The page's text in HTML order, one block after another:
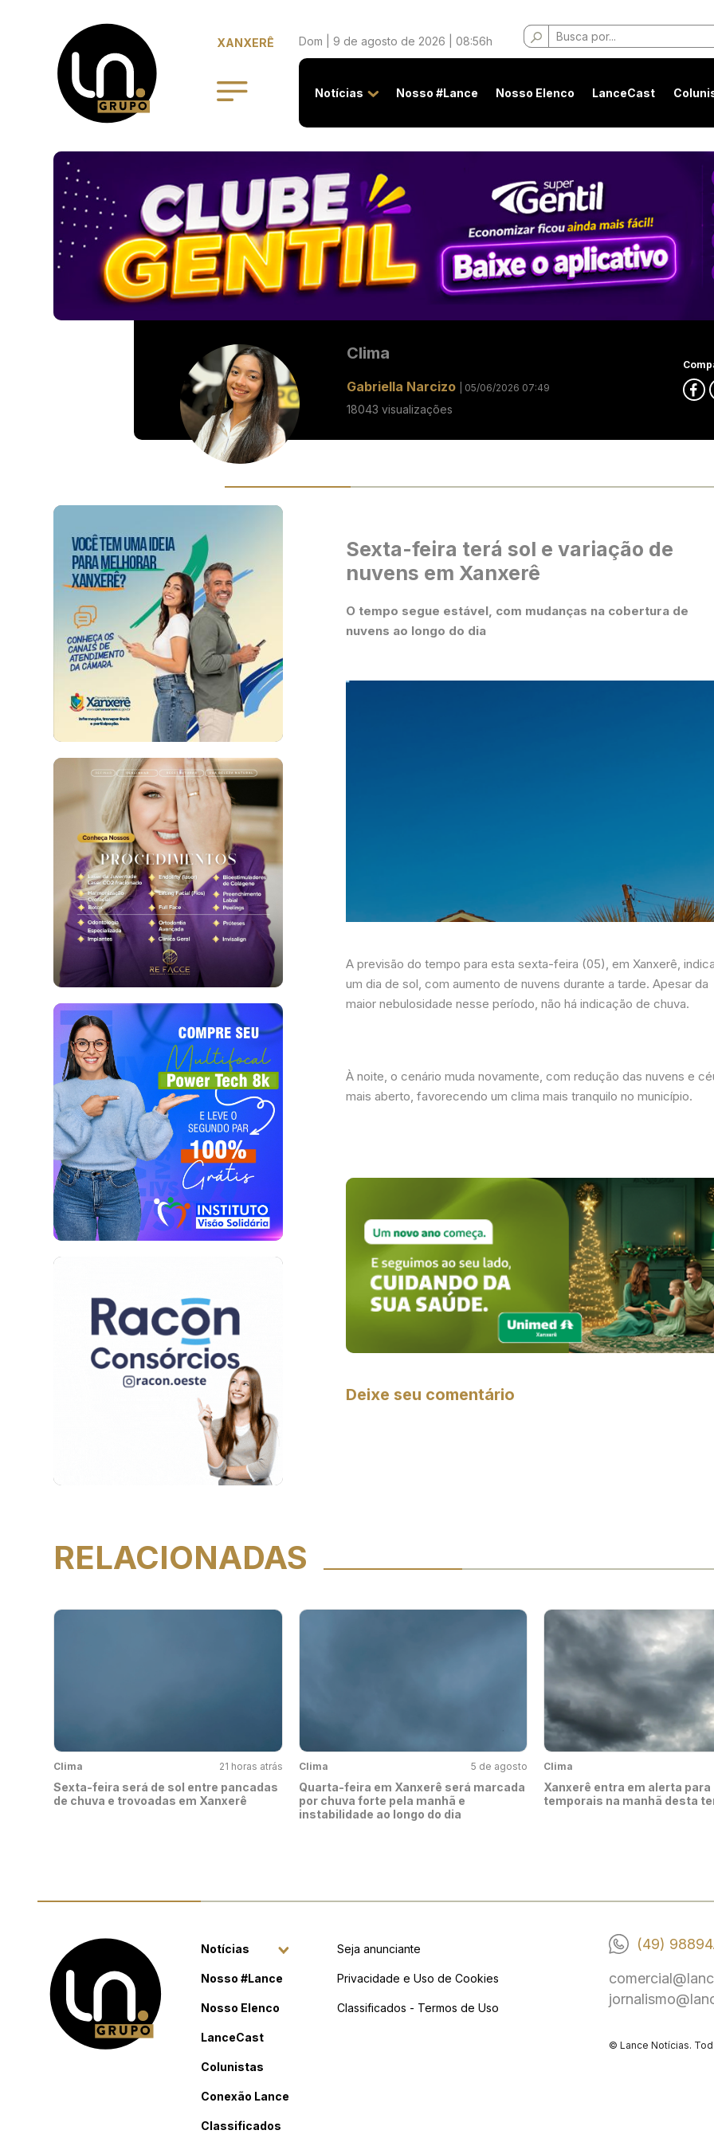
XANXERÊ Dom | 9 de agosto de 2026 | 08:56h
Buscar
por:
Notícias Nosso #Lance Nosso Elenco LanceCast
Clima
Gabriella Narcizo | 05/06/2026 07:49
18043 visualizações
Sexta-feira terá sol e variação de
nuvens em Xanxerê
O tempo segue estável, com mudanças na cobertura de
nuvens ao longo do dia
A previsão do tempo para esta sexta-feira (05), em Xanxerê,
um dia de sol, com aumento de nuvens durante a tarde. Apesar da
maior nebulosidade nesse período, não há indicação de chuva.
À noite, o cenário muda novamente, com redução das nuvens e
mais aberto, favorecendo um clima mais tranquilo no município.
Deixe seu comentário
RELACIONADAS
Clima 21 horas atrás
Sexta-feira será de sol entre pancadas
de chuva e trovoadas em Xanxerê
Clima 5 de agosto
Quarta-feira em Xanxerê será marcada
por chuva forte pela manhã e
instabilidade ao longo do dia
Clima
Xanxerê entra em alerta para
temporais na manhã desta
Notícias
Nosso #Lance
Nosso Elenco
LanceCast
Colunistas
Conexão Lance
Classificados
Seja anunciante
Privacidade e Uso de Cookies
Classificados - Termos de Uso
(49)
© Lance Notícias.